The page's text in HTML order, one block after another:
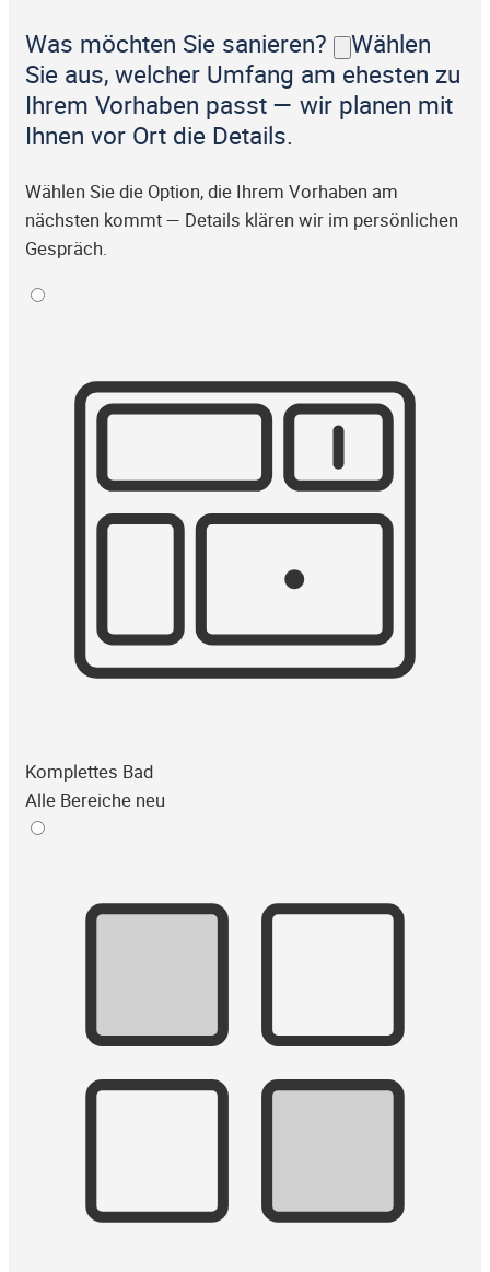
Was möchten Sie sanieren?
Wählen
Sie aus, welcher Umfang am ehesten zu
Ihrem Vorhaben passt — wir planen mit
Ihnen vor Ort die Details.
Wählen Sie die Option, die Ihrem Vorhaben am
nächsten kommt — Details klären wir im persönlichen
Gespräch.
Komplettes Bad
Alle Bereiche neu